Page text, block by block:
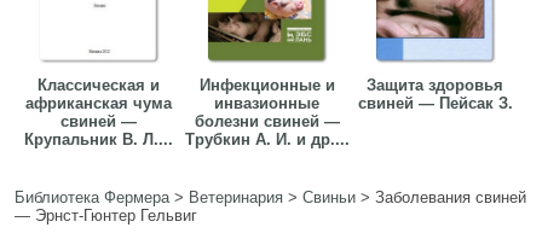
Классическая и
африканская чума
свиней —
Крупальник В. Л....
Инфекционные и
инвазионные
болезни свиней —
Трубкин А. И. и др....
Защита здоровья
свиней — Пейсак З.
Библиотека Фермера> Ветеринария >Свиньи >Заболевания свиней
— Эрнст-Гюнтер Гельвиг